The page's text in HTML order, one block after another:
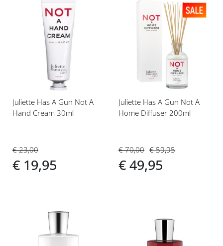
Voeg
verlanglijst
Juliette Has A Gun Not A
Hand Cream 30ml
€ 23,00
€ 19,95
Voeg
verlanglijst
Juliette Has A Gun Not A
Home Diffuser 200ml
€ 70,00
€ 49,95
€ 59,95
Voeg